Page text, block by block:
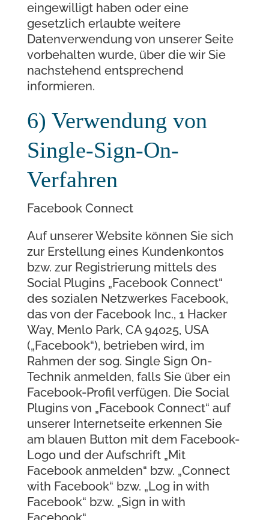
eingewilligt haben oder eine
gesetzlich erlaubte weitere
Datenverwendung von unserer Seite
vorbehalten wurde, über die wir Sie
nachstehend entsprechend
informieren.
6) Verwendung von
Single-Sign-On-
Verfahren
Facebook Connect
Auf unserer Website können Sie sich
zur Erstellung eines Kundenkontos
bzw. zur Registrierung mittels des
Social Plugins „Facebook Connect“
des sozialen Netzwerkes Facebook,
das von der Facebook Inc., 1 Hacker
Way, Menlo Park, CA 94025, USA
(„Facebook“), betrieben wird, im
Rahmen der sog. Single Sign On-
Technik anmelden, falls Sie über ein
Facebook-Profil verfügen. Die Social
Plugins von „Facebook Connect“ auf
unserer Internetseite erkennen Sie
am blauen Button mit dem Facebook-
Logo und der Aufschrift „Mit
Facebook anmelden“ bzw. „Connect
with Facebook“ bzw. „Log in with
Facebook“ bzw. „Sign in with